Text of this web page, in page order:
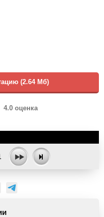
(2.64 Мб)
4.0 оценка